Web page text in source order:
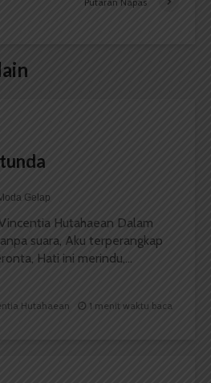
Gelap
Hutahaean Dalam
suara, Aku terperangkap
Hati ini merindu,...
Hutahaean 1 menit waktu baca